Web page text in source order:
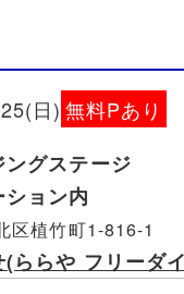
日) 無料Pあり
グステージ
ョン内
区植竹町1-816-1
ららや フリーダ